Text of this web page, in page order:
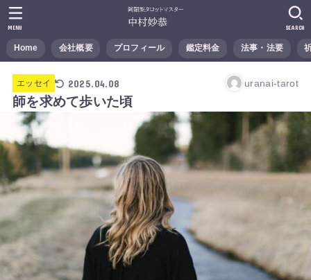
Home 会社概要 プロフィール 鑑定料金 法事・法要
SEARCH
MENU
エッセイ 2025.04.08 uranai-tarot
師を求めて歩いた頃